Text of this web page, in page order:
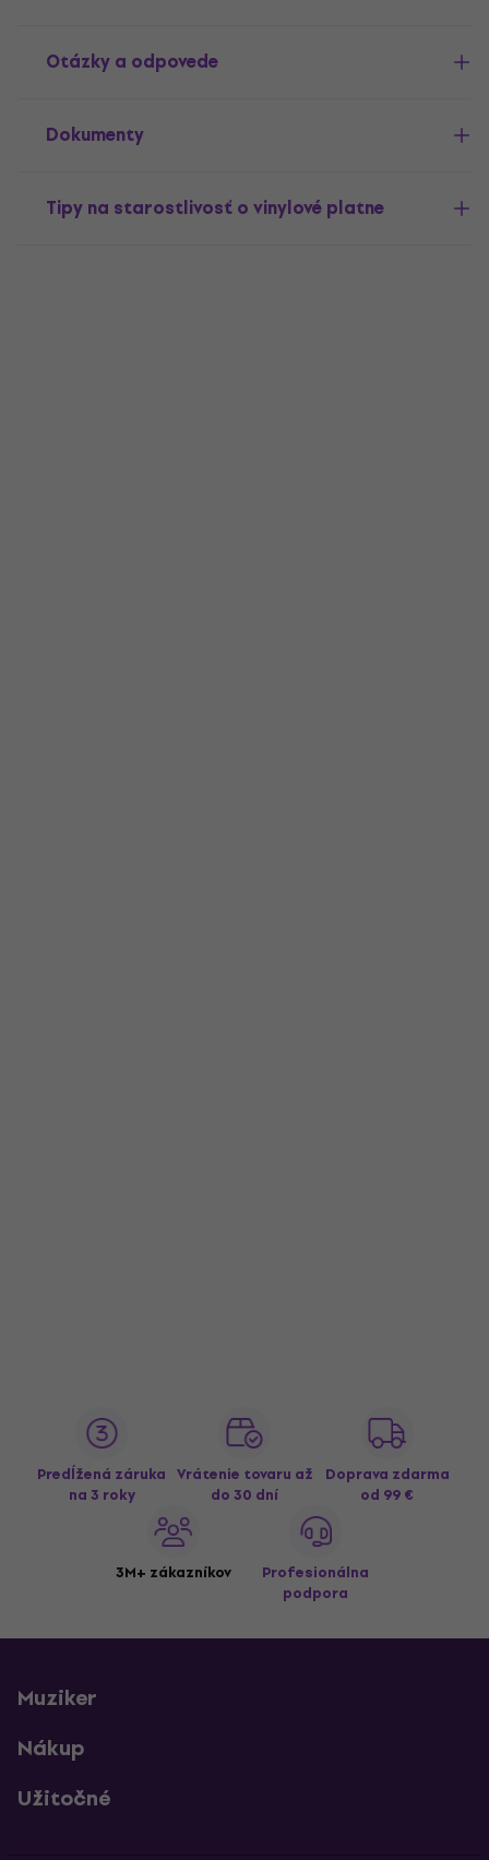
Otázky a odpovede
Dokumenty
Tipy na starostlivosť o vinylové platne
Predĺžená záruka
na 3 roky
Vrátenie tovaru až
do 30 dní
Doprava zdarma
od 99 €
3M+ zákazníkov
Profesionálna
podpora
Muziker
Nákup
Užitočné